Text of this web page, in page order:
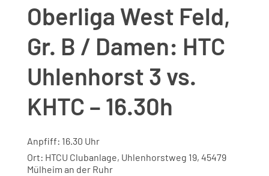
Oberliga West Feld,
Gr. B / Damen: HTC
Uhlenhorst 3 vs.
KHTC – 16.30h
Anpfiff: 16.30 Uhr
Ort: HTCU Clubanlage, Uhlenhorstweg 19, 45479
Mülheim an der Ruhr